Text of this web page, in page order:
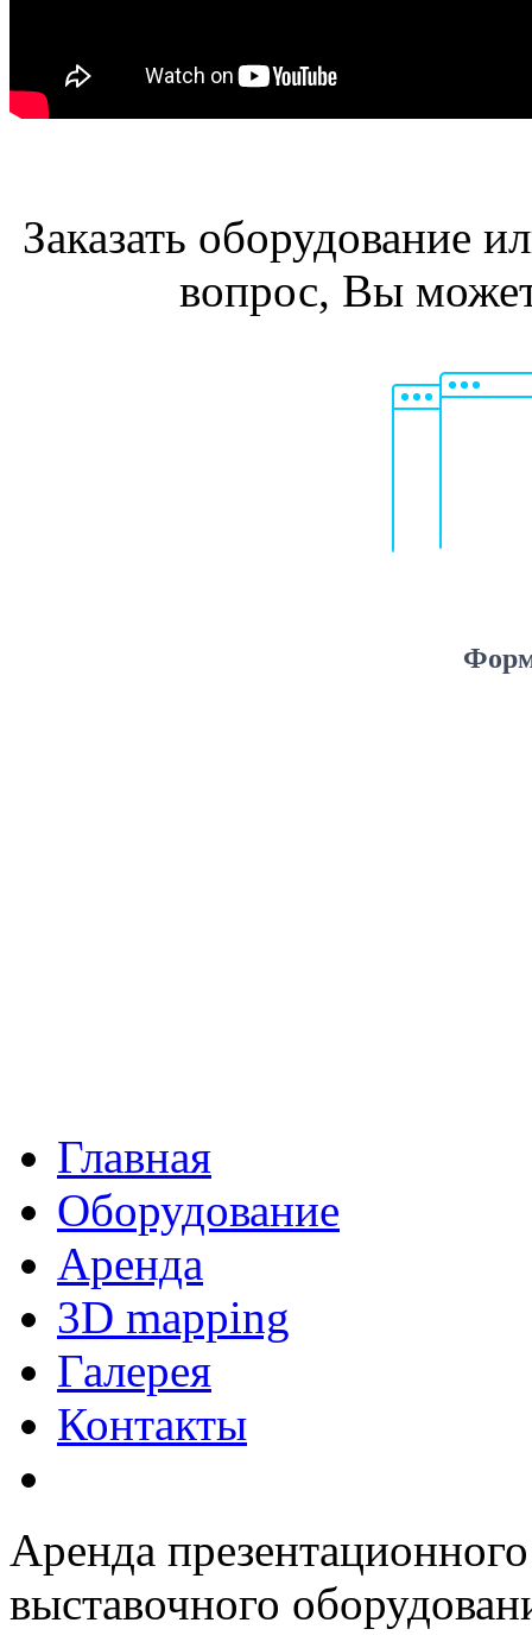
Заказать оборудование
вопрос, Вы
Главная
Оборудование
Аренда
3D mapping
Галерея
Контакты
Аренда
выставочного